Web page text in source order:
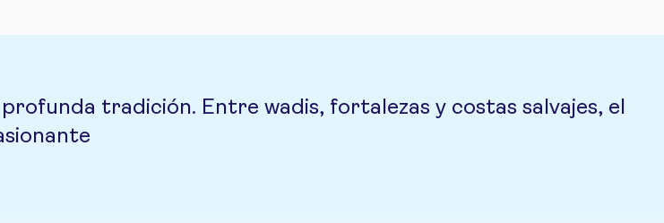
tradición. Entre wadis, fortalezas y costas salvajes, el